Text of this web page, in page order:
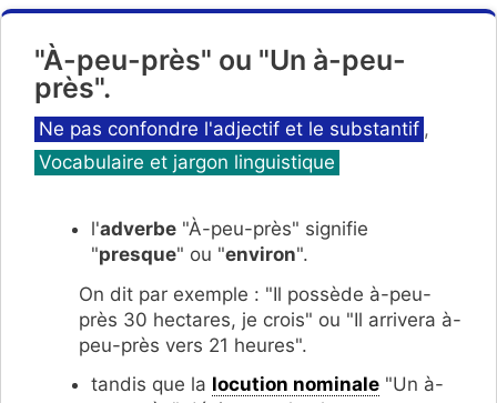
"À-peu-près" ou "Un à-peu-
près".
Catégories
Ne pas confondre l'adjectif et le substantif ,
Vocabulaire et jargon linguistique
l'adverbe "À-peu-près" signifie
"presque" ou "environ".
On dit par exemple : "Il possède à-peu-
près 30 hectares, je crois" ou "Il arrivera à-
peu-près vers 21 heures".
tandis que la locution nominale "Un à-